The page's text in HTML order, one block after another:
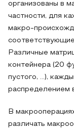
организованы в
частности, для
макро-
Различные
контейнера (20
пустого, ...),
распределением
В
различать